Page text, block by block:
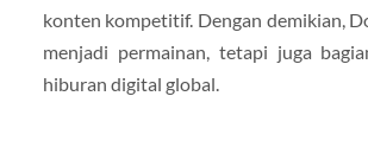
konten kompetitif. Dengan demikian,
menjadi permainan, tetapi juga
hiburan digital global.